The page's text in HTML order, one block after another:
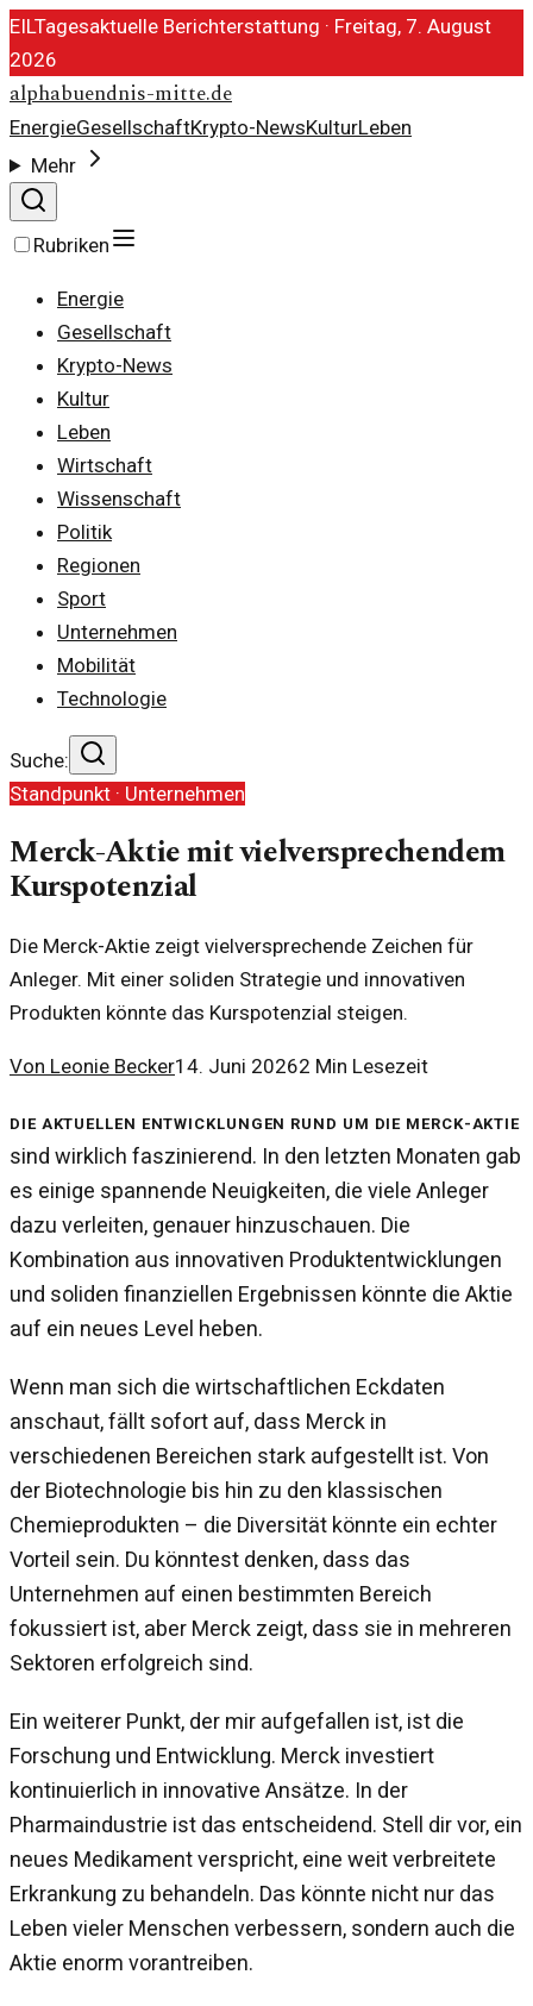
EILTagesaktuelle Berichterstattung · Freitag, 7. August
2026
alphabuendnis-mitte.de
EnergieGesellschaftKrypto-NewsKulturLeben
Mehr
Rubriken
Energie
Gesellschaft
Krypto-News
Kultur
Leben
Wirtschaft
Wissenschaft
Politik
Regionen
Sport
Unternehmen
Mobilität
Technologie
Suche:
Standpunkt · Unternehmen
Merck-Aktie mit vielversprechendem
Kurspotenzial
Die Merck-Aktie zeigt vielversprechende Zeichen für
Anleger. Mit einer soliden Strategie und innovativen
Produkten könnte das Kurspotenzial steigen.
Von Leonie Becker14. Juni 20262 Min Lesezeit
Die aktuellen Entwicklungen rund um die Merck-Aktie
sind wirklich faszinierend. In den letzten Monaten gab
es einige spannende Neuigkeiten, die viele Anleger
dazu verleiten, genauer hinzuschauen. Die
Kombination aus innovativen Produktentwicklungen
und soliden finanziellen Ergebnissen könnte die Aktie
auf ein neues Level heben.
Wenn man sich die wirtschaftlichen Eckdaten
anschaut, fällt sofort auf, dass Merck in
verschiedenen Bereichen stark aufgestellt ist. Von
der Biotechnologie bis hin zu den klassischen
Chemieprodukten – die Diversität könnte ein echter
Vorteil sein. Du könntest denken, dass das
Unternehmen auf einen bestimmten Bereich
fokussiert ist, aber Merck zeigt, dass sie in mehreren
Sektoren erfolgreich sind.
Ein weiterer Punkt, der mir aufgefallen ist, ist die
Forschung und Entwicklung. Merck investiert
kontinuierlich in innovative Ansätze. In der
Pharmaindustrie ist das entscheidend. Stell dir vor, ein
neues Medikament verspricht, eine weit verbreitete
Erkrankung zu behandeln. Das könnte nicht nur das
Leben vieler Menschen verbessern, sondern auch die
Aktie enorm vorantreiben.